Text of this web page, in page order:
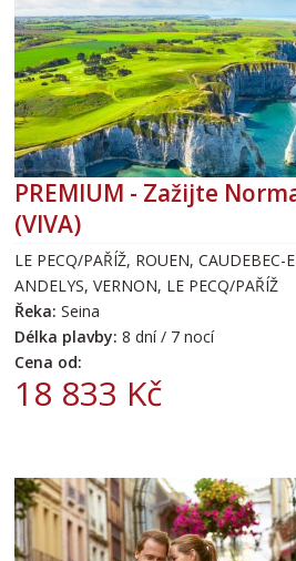
PREMIUM - Zažijte
(VIVA)
LE PECQ/PAŘÍŽ, ROUEN, CAUDEBEC-
ANDELYS, VERNON, LE PECQ/PAŘÍŽ
Řeka: Seina
Délka plavby: 8 dní / 7 nocí
Cena od:
18 833 Kč